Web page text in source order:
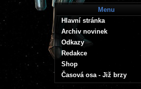
Menu
Hlavní stránka
Archiv novinek
Odkazy
Redakce
Shop
Časová osa - Již brzy